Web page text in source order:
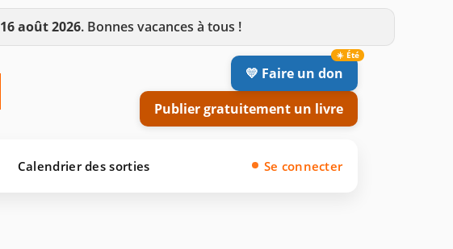
16 août 2026. Bonnes vacances à tous !
💛 Faire un don
Publier gratuitement un livre
Calendrier des sorties Se connecter